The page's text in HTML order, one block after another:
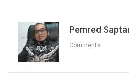
Pemred
Comments